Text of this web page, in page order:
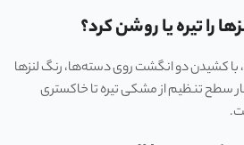
را تیره یا روشن کرد؟
کشیدن دو انگشت روی دسته‌ها، رنگ لنزها
چهار سطح تنظیم از مشکی تیره تا خاکستری